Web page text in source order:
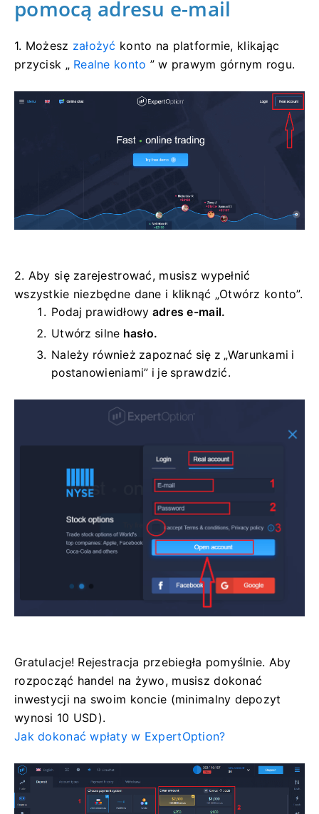
pomocą adresu e-mail
1. Możesz założyć konto na platformie, klikając
przycisk „ Realne konto ” w prawym górnym rogu.
2. Aby się zarejestrować, musisz wypełnić
wszystkie niezbędne dane i kliknąć „Otwórz konto”.
Podaj prawidłowy adres e-mail.
Utwórz silne hasło.
Należy również zapoznać się z „Warunkami i
postanowieniami” i je sprawdzić.
Gratulacje! Rejestracja przebiegła pomyślnie. Aby
rozpocząć handel na żywo, musisz dokonać
inwestycji na swoim koncie (minimalny depozyt
wynosi 10 USD).
Jak dokonać wpłaty w ExpertOption?